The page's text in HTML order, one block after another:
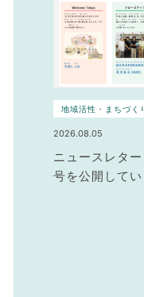
地域活性・まちづく
2026.08.05
ニュースレタ
号を公開してい